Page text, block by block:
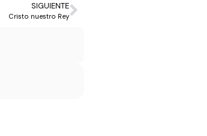
SIGUIENTE
Cristo nuestro Rey